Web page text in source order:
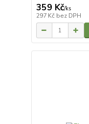
359 Kč/ks
297 Kč bez DPH